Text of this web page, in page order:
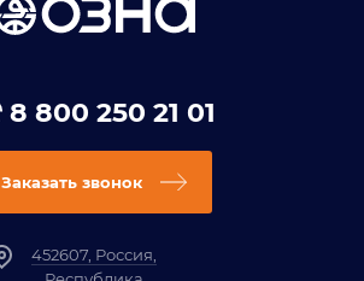
8 800 250 21 01
Заказать звонок
452607, Россия,